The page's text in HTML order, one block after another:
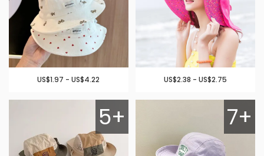
US$2.38 - US$2.75
US$1.97 - US$4.22
7+
5+